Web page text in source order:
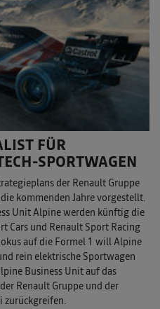
FÜR
SPORTWAGEN
der Renault Gruppe
kommenden Jahre vorgestellt.
Unit Alpine werden künftig die
Cars und Renault Sport Racing
auf die Formel 1 will Alpine
rein elektrische Sportwagen
Business Unit auf das
Renault Gruppe und der
zurückgreifen.